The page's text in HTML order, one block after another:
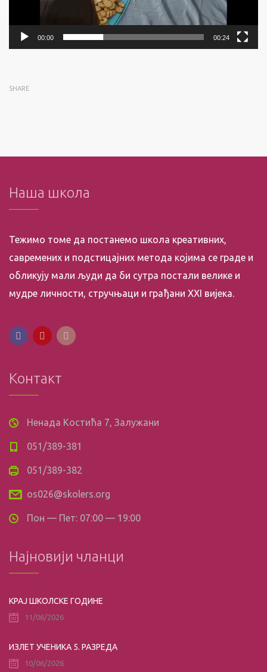
00:00 00:24
SHARE
Наша школа
Тежимо томе да постанемо школа креативних,
савремених и подстицајних метода којима се граде и
обликују мали људи да би сутра постали велике и
мудре личности, стручњаци и грађани XXI вијека.
Контакт
Ненада Костића 7, Залужани
051/389-381
051/389-382
os026@skolers.org
Пон — Пет: 07:00 — 19:00
Најновији чланци
КРАЈ ШКОЛСКЕ ГОДИНЕ
11/06/2026
ИЗЛЕТ УЧЕНИКА 5. РАЗРЕДА
10/06/2026